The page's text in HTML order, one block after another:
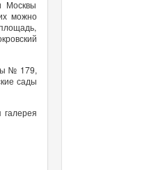
Москвы
можно
№ 179,
сады
галерея